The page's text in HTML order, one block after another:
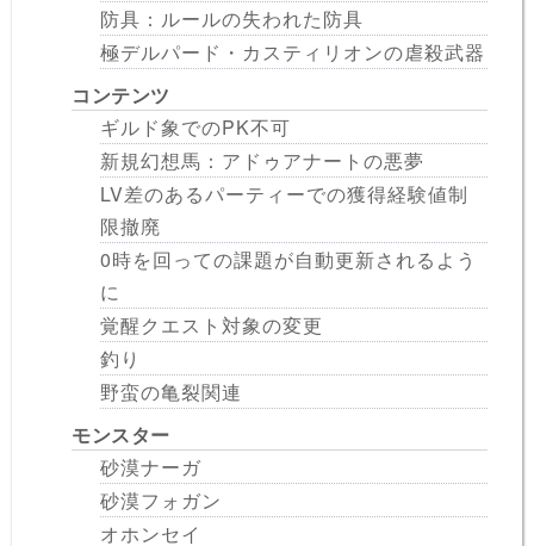
防具：ルールの失われた防具
極デルパード・カスティリオンの虐殺武器
コンテンツ
ギルド象でのPK不可
新規幻想馬：アドゥアナートの悪夢
LV差のあるパーティーでの獲得経験値制
限撤廃
0時を回っての課題が自動更新されるよう
に
覚醒クエスト対象の変更
釣り
野蛮の亀裂関連
モンスター
砂漠ナーガ
砂漠フォガン
オホンセイ